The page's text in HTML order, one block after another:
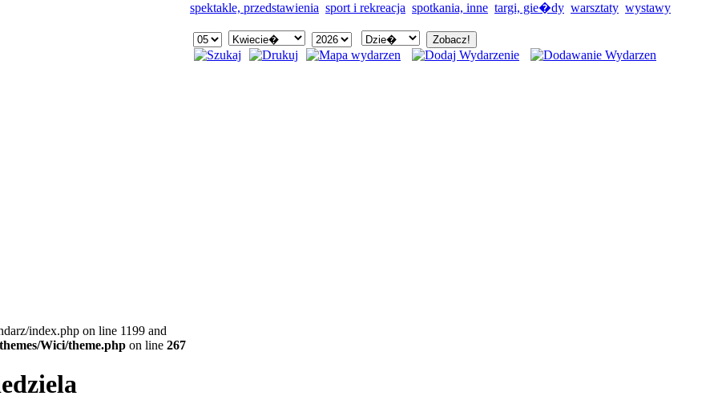
index.php on line 1199 and
Wici/theme.php on line 267
spektakle, przedstawienia sport i rekreacja spotkania, inne targi, gie�dy warsztaty wystawy